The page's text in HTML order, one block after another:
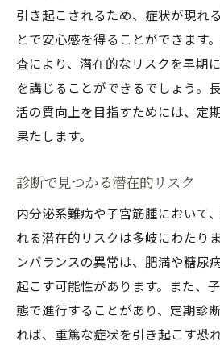
引き起こされるため、症状が現れ
とで安心感を得ることができます
査により、潜在的なリスクを早期
を講じることができるでしょう。
活の質向上を目指すためには、定
果たします。
診断で見つかる潜在的リスク
内分泌系難病や子宮筋腫において
れる潜在的リスクは多岐にわたり
ンバランスの異常は、肥満や糖尿
起こす可能性があります。また、
態で進行することがあり、定期診
れば、重篤な症状を引き起こす恐